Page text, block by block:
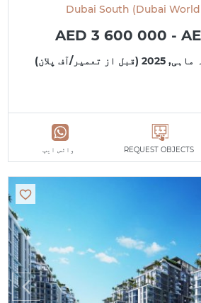
Dubai South (Dubai
AED 3 600 000 -
REQUEST OBJECTS واٹس ایپ